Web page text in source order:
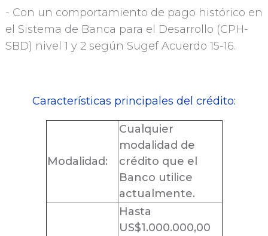
- Con un comportamiento de pago histórico en
el Sistema de Banca para el Desarrollo (CPH-
SBD) nivel 1 y 2 según Sugef Acuerdo 15-16.
Características principales del crédito:
Modalidad:
Cualquier
modalidad de
crédito que el
Banco utilice
actualmente.
Hasta
US$1.000.000,00